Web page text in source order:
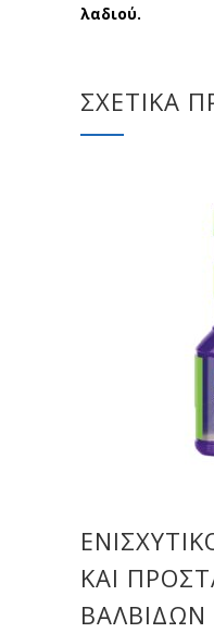
λαδιού.
ΣΧΕΤΙΚΆ
ΚΑΙ
ΒΑΛΒΊΔΩΝ